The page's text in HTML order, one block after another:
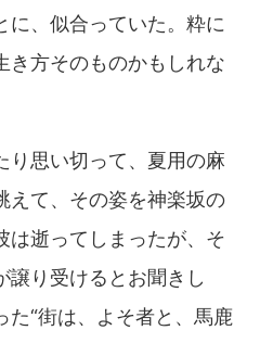
に、似合っていた。粋に
き方そのものかもしれな
り思い切って、夏用の麻
えて、その姿を神楽坂の
は逝ってしまったが、そ
譲り受けるとお聞きし
た“街は、よそ者と、馬鹿